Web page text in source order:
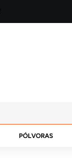
PÓLVORAS